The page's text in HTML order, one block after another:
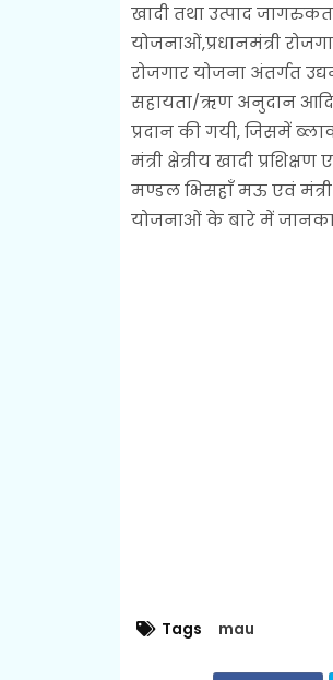
खादी तथा उत्पाद
योजनाओं,प्रधानमंत्री
रोजगार योजना अंतर्गत
सहायता/ऋण अनुदान आदि
प्रदान की गयी, जिसमें
मंत्री क्षेत्रीय खादी
मण्डल भिसहाँ मऊ एवं मंत्री
योजनाओं के बारे में
Tags mau